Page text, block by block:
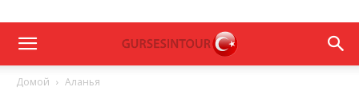
Домой Аланья